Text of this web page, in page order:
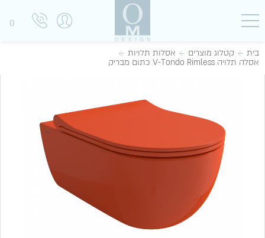
0
בית קטלוג מוצרים
אסלות תלויות
אסלה תלויה V-Tondo Rimless כתום מבריק